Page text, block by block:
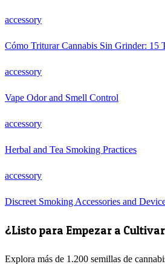
accessory
Cómo Triturar Cannabis Sin Grinder: 15
accessory
Vape Odor and Smell Control
accessory
Herbal and Tea Smoking Practices
accessory
Discreet Smoking Accessories and
¿Listo para Empezar a
Explora más de 1.200 semillas de